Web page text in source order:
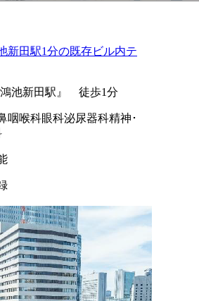
新田駅1分の既存ビル内テ
鴻池新田駅』 徒歩1分
咽喉科眼科泌尿器科精神･